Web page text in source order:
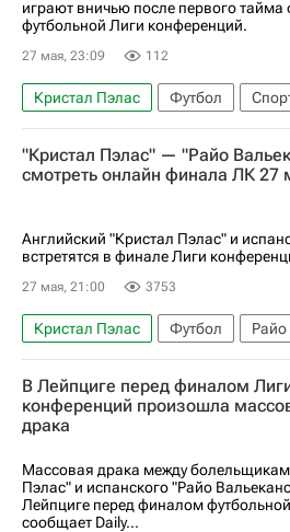
играют вничью после первого тайма
футбольной Лиги конференций.
27 мая, 23:09 112
Кристал Пэлас Футбол
Райо Вальекано
Лига
"Кристал Пэлас" — "Райо
смотреть онлайн финала ЛК 27
Английский "Кристал Пэлас" и
встретятся в финале Лиги
27 мая, 21:00 3753
Кристал Пэлас Футбол Райо
В Лейпциге перед финалом
конференций произошла
драка
Массовая драка между
Пэлас" и испанского "Райо
Лейпциге перед финалом
сообщает Daily...